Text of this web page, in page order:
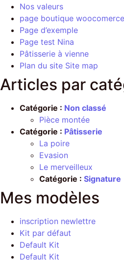
Nos valeurs
page boutique woocomerce
Page d’exemple
Page test Nina
Pâtisserie à vienne
Plan du site Site map
Articles par
Catégorie : Non classé
Pièce montée
Catégorie : Pâtisserie
La poire
Evasion
Le merveilleux
Catégorie : Signature
Mes modèles
inscription newlettre
Kit par défaut
Default Kit
Default Kit